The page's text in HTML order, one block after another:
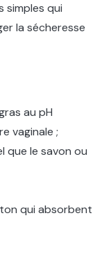
simples qui
la sécheresse
au pH
vaginale ;
que le savon ou
qui absorbent